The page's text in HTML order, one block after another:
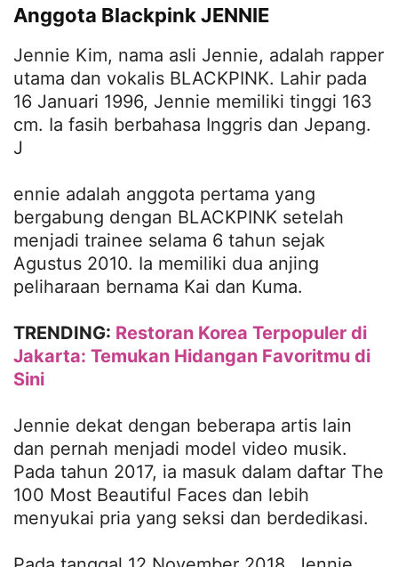
Anggota Blackpink JENNIE
Jennie Kim, nama asli Jennie, adalah rapper
utama dan vokalis BLACKPINK. Lahir pada
16 Januari 1996, Jennie memiliki tinggi 163
cm. Ia fasih berbahasa Inggris dan Jepang.
J
ennie adalah anggota pertama yang
bergabung dengan BLACKPINK setelah
menjadi trainee selama 6 tahun sejak
Agustus 2010. Ia memiliki dua anjing
peliharaan bernama Kai dan Kuma.
TRENDING: Restoran Korea Terpopuler di
Jakarta: Temukan Hidangan Favoritmu di
Sini
Jennie dekat dengan beberapa artis lain
dan pernah menjadi model video musik.
Pada tahun 2017, ia masuk dalam daftar The
100 Most Beautiful Faces dan lebih
menyukai pria yang seksi dan berdedikasi.